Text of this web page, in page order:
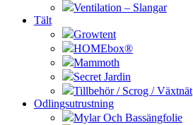
Ventilation – Slangar
Tält
Growtent
HOMEbox®
Mammoth
Secret Jardin
Tillbehör / Scrog / Växtnät
Odlingsutrustning
Mylar Och Bassängfolie